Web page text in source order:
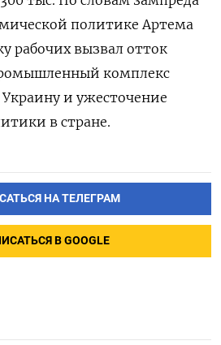
политике Артема
рабочих вызвал отток
комплекс
и ужесточение
в стране.
НА ТЕЛЕГРАМ
В GOOGLE